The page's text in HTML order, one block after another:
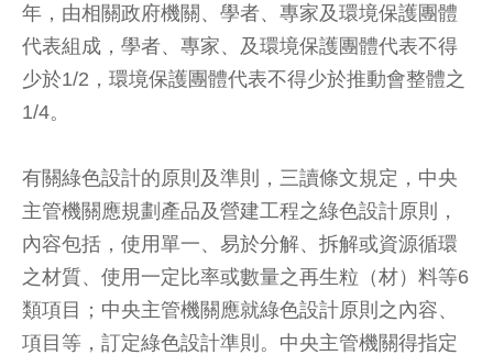
年，由相關政府機關、學者、專家及環境保護團體
代表組成，學者、專家、及環境保護團體代表不得
少於1/2，環境保護團體代表不得少於推動會整體之
1/4。
有關綠色設計的原則及準則，三讀條文規定，中央
主管機關應規劃產品及營建工程之綠色設計原則，
內容包括，使用單一、易於分解、拆解或資源循環
之材質、使用一定比率或數量之再生粒（材）料等6
類項目；中央主管機關應就綠色設計原則之內容、
項目等，訂定綠色設計準則。中央主管機關得指定